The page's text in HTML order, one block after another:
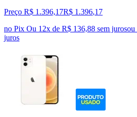
Preço R$ 1.396,17R$ 1.396,17
no Pix Ou 12x de R$ 136,88 sem jurosou
juros